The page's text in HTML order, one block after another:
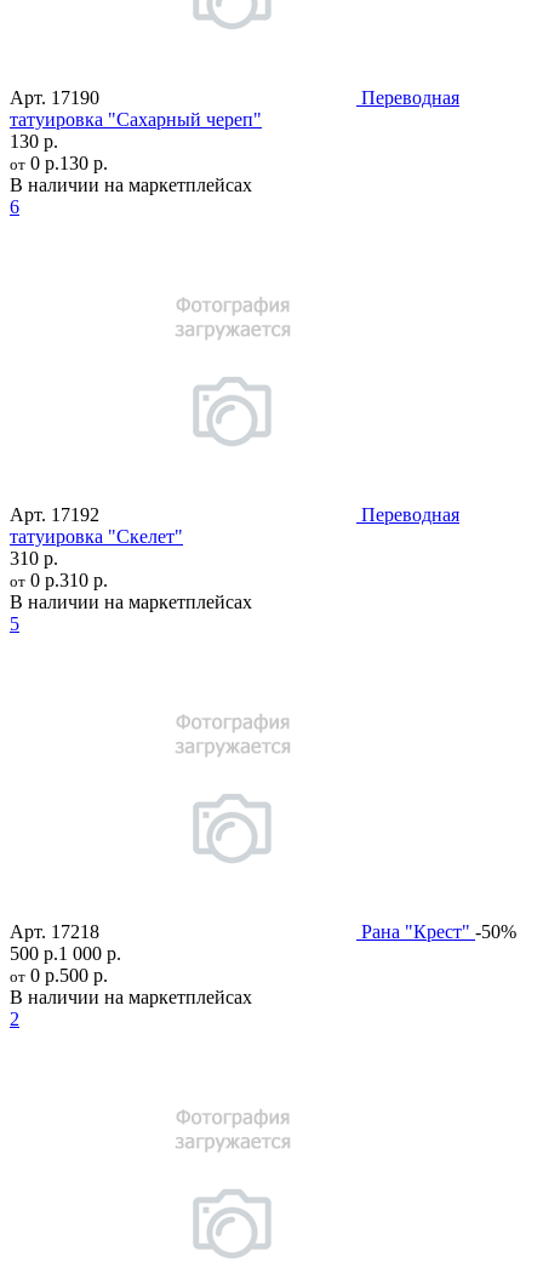
Арт. 17190
Переводная
татуировка "Сахарный череп"
130 р.
от 0 р.130 р.
В наличии на маркетплейсах
6
Арт. 17192
Переводная
татуировка "Скелет"
310 р.
от 0 р.310 р.
В наличии на маркетплейсах
5
Арт. 17218 Рана "Крест" -50%
500 р.1 000 р.
от 0 р.500 р.
В наличии на маркетплейсах
2